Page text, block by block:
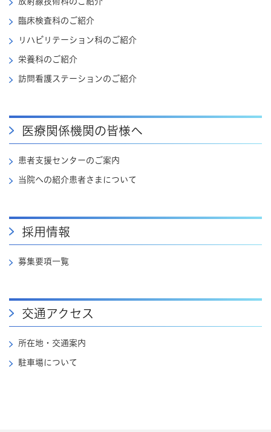
臨床検査科のご紹介
リハビリテーション科のご紹介
栄養科のご紹介
訪問看護ステーションのご紹介
医療関係機関の皆様へ
患者支援センターのご案内
当院への紹介患者さまについて
採用情報
募集要項一覧
交通アクセス
所在地・交通案内
駐車場について